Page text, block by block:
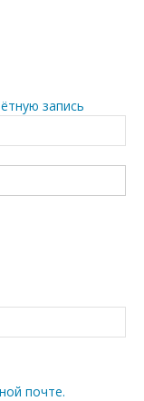
запись
почте.